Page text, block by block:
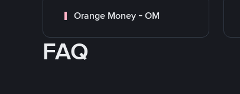
Orange Money - OM
FAQ